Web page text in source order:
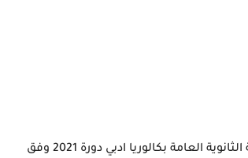
سلم تصحيح امتحان مادة اللغة الفرنسية لشهادة الدراسة الثانوية العامة بكالوريا ادبي دورة 2021 وفق